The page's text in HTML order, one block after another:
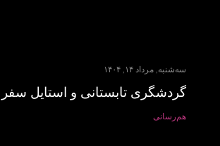
سه‌شنبه, مرداد ۱۴, ۱۴۰۴
گردشگری تابستانی و استایل سفر
هم‌رسانی